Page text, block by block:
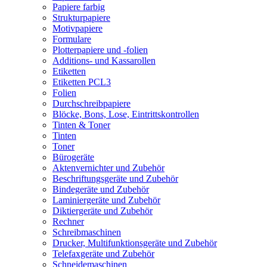
Papiere farbig
Strukturpapiere
Motivpapiere
Formulare
Plotterpapiere und -folien
Additions- und Kassarollen
Etiketten
Etiketten PCL3
Folien
Durchschreibpapiere
Blöcke, Bons, Lose, Eintrittskontrollen
Tinten & Toner
Tinten
Toner
Bürogeräte
Aktenvernichter und Zubehör
Beschriftungsgeräte und Zubehör
Bindegeräte und Zubehör
Laminiergeräte und Zubehör
Diktiergeräte und Zubehör
Rechner
Schreibmaschinen
Drucker, Multifunktionsgeräte und Zubehör
Telefaxgeräte und Zubehör
Schneidemaschinen